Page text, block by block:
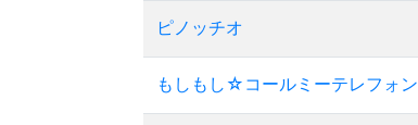
ピノッチオ
もしもし☆コールミーテレフォン